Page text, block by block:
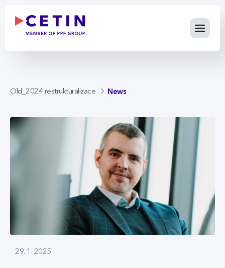
Old_2024 restrukturalizace News
29. 1. 2025